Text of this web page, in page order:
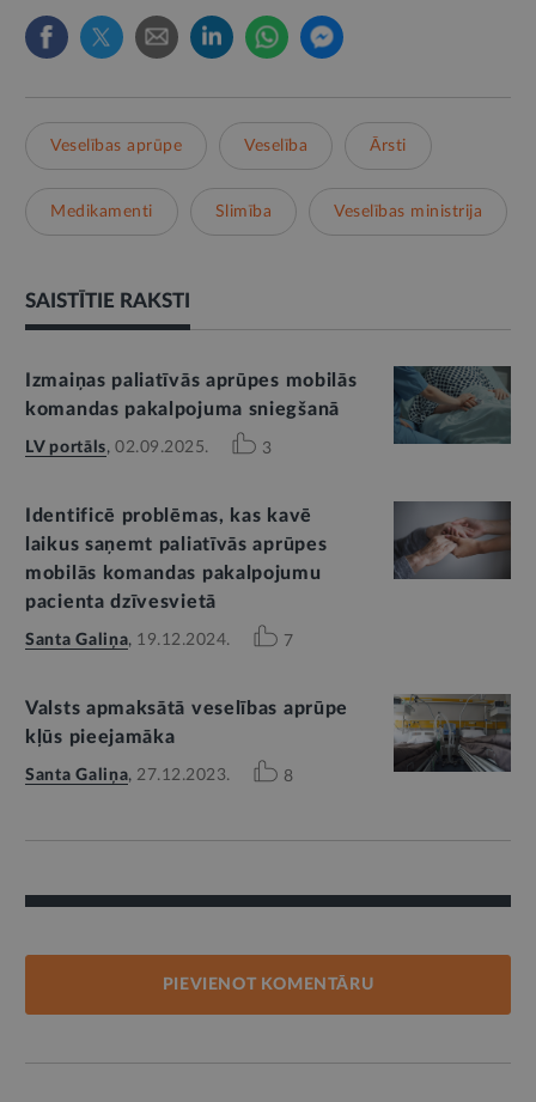
Veselības aprūpe Veselība Ārsti
Medikamenti Slimība Veselības ministrija
SAISTĪTIE RAKSTI
Izmaiņas paliatīvās aprūpes mobilās
komandas pakalpojuma sniegšanā
LV portāls, 02.09.2025. 3
Identificē problēmas, kas kavē
laikus saņemt paliatīvās aprūpes
mobilās komandas pakalpojumu
pacienta dzīvesvietā
Santa Galiņa, 19.12.2024. 7
Valsts apmaksātā veselības aprūpe
kļūs pieejamāka
Santa Galiņa, 27.12.2023. 8
PIEVIENOT KOMENTĀRU